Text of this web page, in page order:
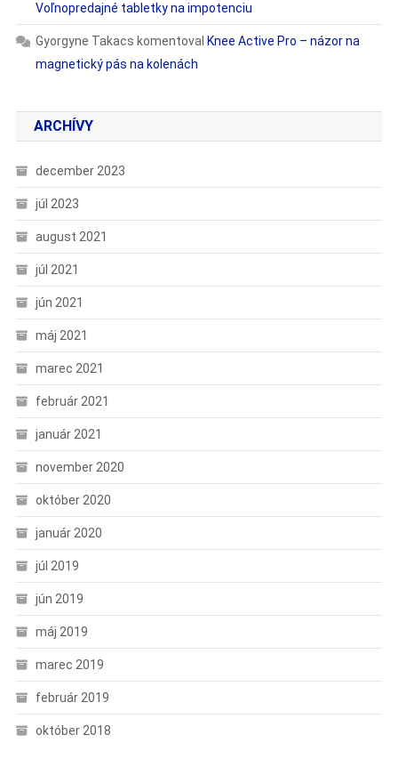
Voľnopredajné tabletky na impotenciu
Gyorgyne Takacs komentoval Knee Active Pro – názor na
magnetický pás na kolenách
ARCHÍVY
december 2023
júl 2023
august 2021
júl 2021
jún 2021
máj 2021
marec 2021
február 2021
január 2021
november 2020
október 2020
január 2020
júl 2019
jún 2019
máj 2019
marec 2019
február 2019
október 2018